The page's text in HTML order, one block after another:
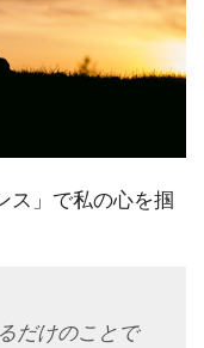
ス」で私の心を掴
だけのことで